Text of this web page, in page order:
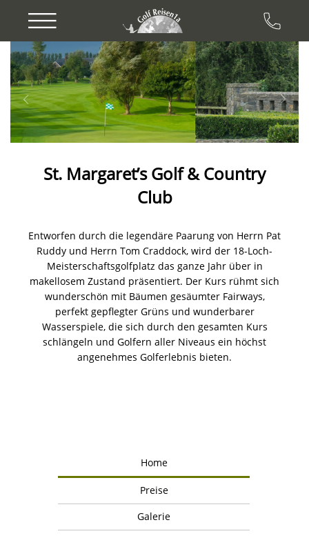
Previous Next
St. Margaret’s Golf & Country
Club
Entworfen durch die legendäre Paarung von Herrn Pat
Ruddy und Herrn Tom Craddock, wird der 18-Loch-
Meisterschaftsgolfplatz das ganze Jahr über in
makellosem Zustand präsentiert. Der Kurs rühmt sich
wunderschön mit Bäumen gesäumter Fairways,
perfekt gepflegter Grüns und wunderbarer
Wasserspiele, die sich durch den gesamten Kurs
schlängeln und Golfern aller Niveaus ein höchst
angenehmes Golferlebnis bieten.
Home
Preise
Galerie